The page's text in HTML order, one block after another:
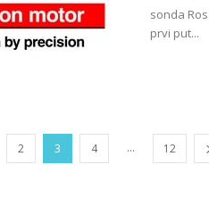
sonda
prvi put...
2 3 4 ... 12